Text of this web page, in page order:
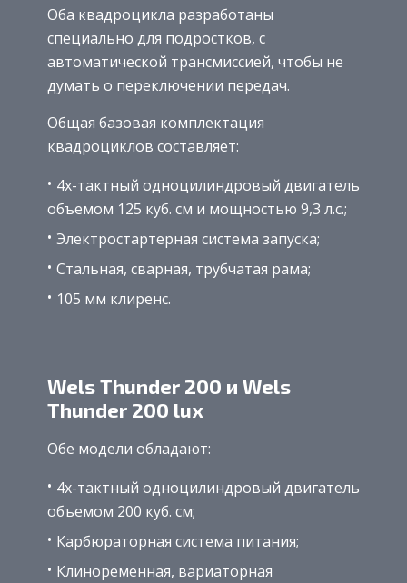
Оба квадроцикла разработаны
специально для подростков, с
автоматической трансмиссией, чтобы не
думать о переключении передач.
Общая базовая комплектация
квадроциклов составляет:
4х-тактный одноцилиндровый двигатель
объемом 125 куб. см и мощностью 9,3 л.с.;
Электростартерная система запуска;
Стальная, сварная, трубчатая рама;
105 мм клиренс.
Wels Thunder 200 и Wels
Thunder 200 lux
Обе модели обладают:
4х-тактный одноцилиндровый двигатель
объемом 200 куб. см;
Карбюраторная система питания;
Клиноременная, вариаторная